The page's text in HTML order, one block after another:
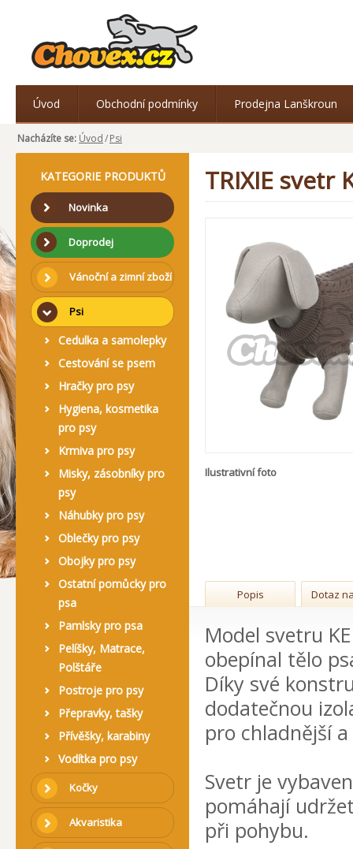
Úvod Obchodní podmínky Prodejna Lanškroun
Nacházíte se: Úvod/Psi
KATEGORIE PRODUKTŮ
Novinka
Doprodej
Vánoční a zimní zboží
Psi
Cedulka a samolepky
Cestování se psem
Hračky pro psy
Hygiena, kosmetika
pro psy
Krmiva pro psy
Misky, zásobníky pro
psy
Náhubky pro psy
Oblečky pro psy
Obojky pro psy
Ostatní pomůcky pro
psa
Pamlsky pro psa
Pelíšky, Matrace,
Polštáře
Postroje pro psy
Přepravky, tašky
Přívěšky, karabiny
Vodítka pro psy
Kočky
Akvaristika
TRIXIE svetr
Ilustrativní foto
Popis Dotaz
Model svetru
obepínal tělo
Díky své
dodatečnou
pro chladnější
Svetr je
pomáhají
při pohybu.